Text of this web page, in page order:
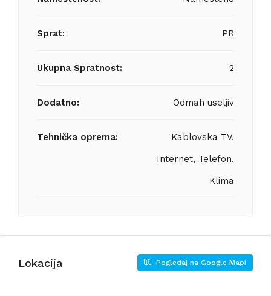
Sprat: PR
Ukupna Spratnost: 2
Dodatno: Odmah useljiv
Tehnička oprema:
Kablovska TV,
Internet, Telefon,
Klima
Lokacija Pogledaj na Google Mapi